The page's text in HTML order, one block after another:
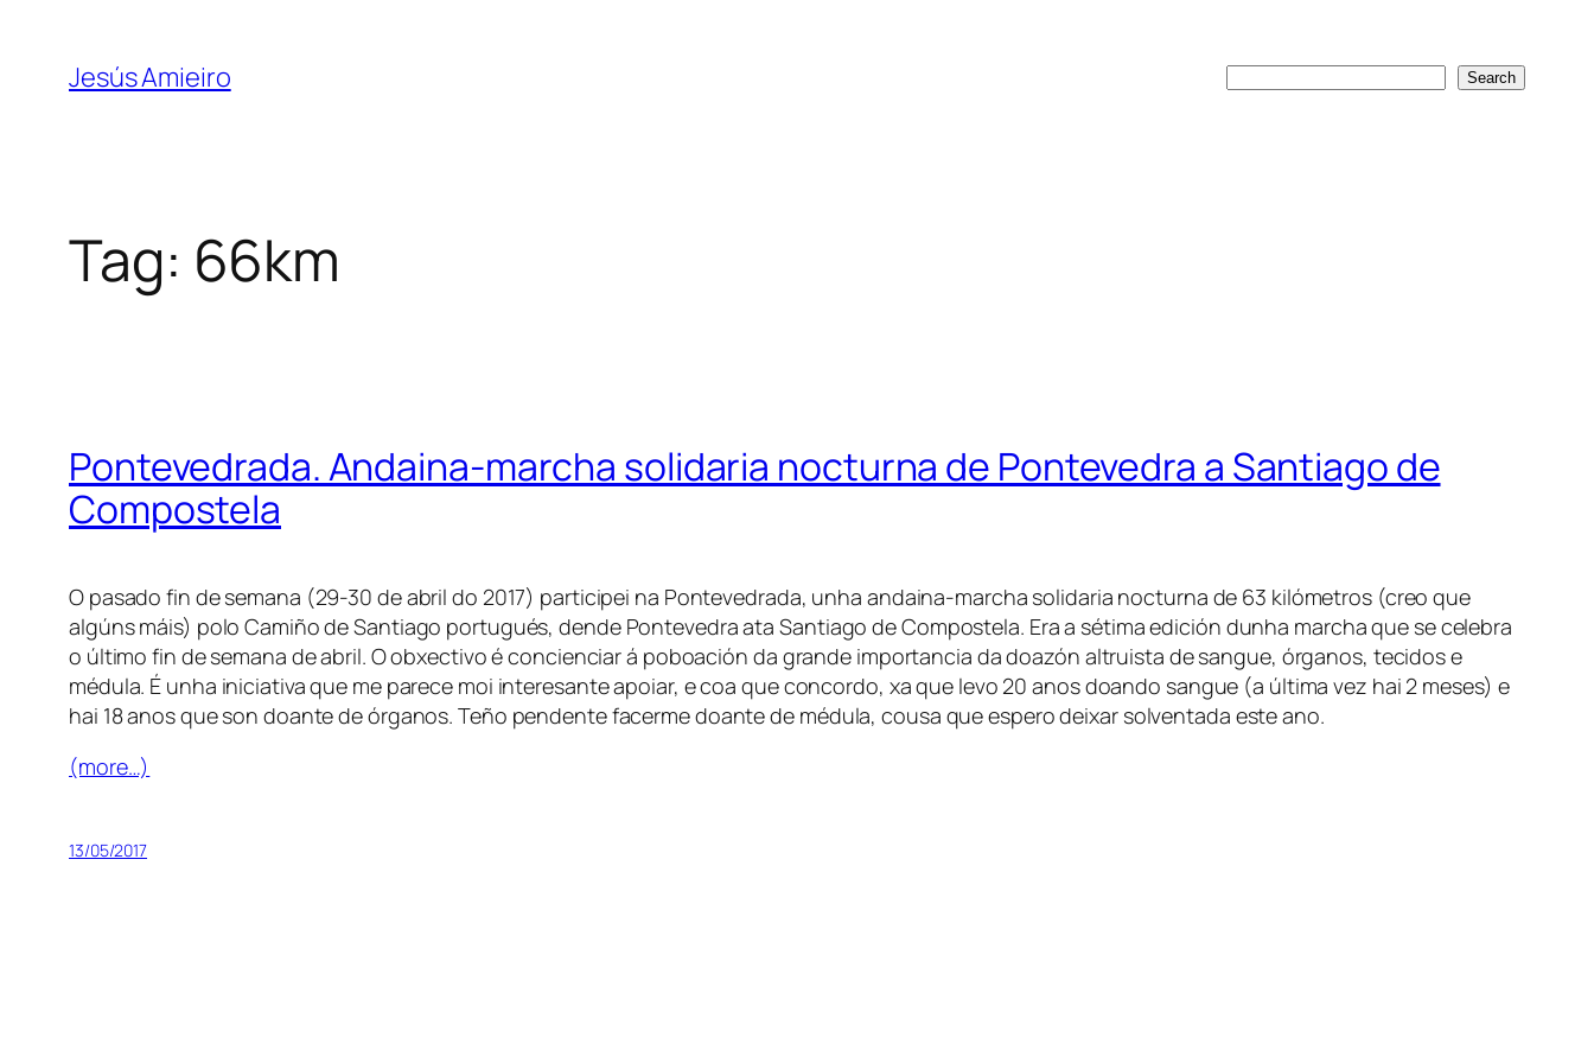
content
Jesús Amieiro Search Search
Tag: 66km
Pontevedrada. Andaina-marcha solidaria nocturna de Pontevedra a Santiago de
Compostela
O pasado fin de semana (29-30 de abril do 2017) participei na Pontevedrada, unha andaina-marcha solidaria nocturna de 63 kilómetros (creo que
algúns máis) polo Camiño de Santiago portugués, dende Pontevedra ata Santiago de Compostela. Era a sétima edición dunha marcha que se celebra
o último fin de semana de abril. O obxectivo é concienciar á poboación da grande importancia da doazón altruista de sangue, órganos, tecidos e
médula. É unha iniciativa que me parece moi interesante apoiar, e coa que concordo, xa que levo 20 anos doando sangue (a última vez hai 2 meses) e
hai 18 anos que son doante de órganos. Teño pendente facerme doante de médula, cousa que espero deixar solventada este ano.
(more…)
13/05/2017